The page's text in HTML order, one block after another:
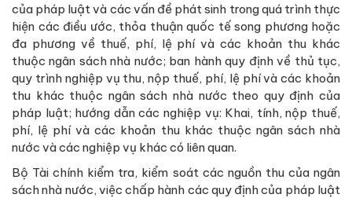
của pháp luật và các vấn đề phát sinh trong quá trình thực
hiện các điều ước, thỏa thuận quốc tế song phương hoặc
đa phương về thuế, phí, lệ phí và các khoản thu khác
thuộc ngân sách nhà nước; ban hành quy định về thủ tục,
quy trình nghiệp vụ thu, nộp thuế, phí, lệ phí và các khoản
thu khác thuộc ngân sách nhà nước theo quy định của
pháp luật; hướng dẫn các nghiệp vụ: Khai, tính, nộp thuế,
phí, lệ phí và các khoản thu khác thuộc ngân sách nhà
nước và các nghiệp vụ khác có liên quan.
Bộ Tài chính kiểm tra, kiểm soát các nguồn thu của ngân
sách nhà nước, việc chấp hành các quy định của pháp luật